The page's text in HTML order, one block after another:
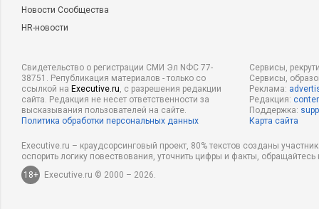
Новости Сообщества
HR-новости
Свидетельство о регистрации СМИ Эл NФС 77-
38751. Републикация материалов - только со
ссылкой на Executive.ru, с разрешения редакции
сайта. Редакция не несет ответственности за
высказывания пользователей на сайте.
Политика обработки персональных данных
Сервисы,
Сервисы,
Реклама:
Редакция:
Поддержка:
Карта сайта
Executive.ru – краудсорсинговый проект, 80% текстов созданы
оспорить логику повествования, уточнить цифры и факты,
18+
Executive.ru © 2000 – 2026.